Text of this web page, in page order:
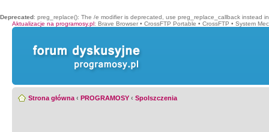
Deprecated: preg_replace(): The /e modifier is deprecated, use preg_replace_callback instead
Aktualizacje na programosy.pl: Brave Browser • CrossFTP Portable • CrossFTP • System
Strona główna ‹ PROGRAMOSY ‹ Spolszczenia